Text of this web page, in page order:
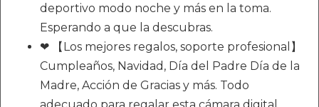
deportivo modo noche y más en la toma.
Esperando a que la descubras.
❤ 【Los mejores regalos, soporte profesional】
Cumpleaños, Navidad, Día del Padre Día de la
Madre, Acción de Gracias y más. Todo